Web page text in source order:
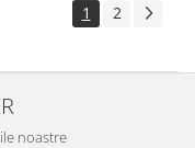
1 2
noastre